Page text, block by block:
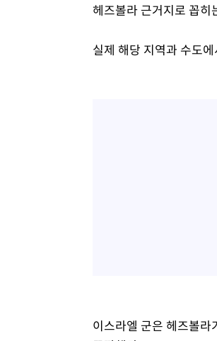
헤즈볼라 근거지로 꼽히
실제 해당 지역과 수도
이스라엘 군은 헤즈볼